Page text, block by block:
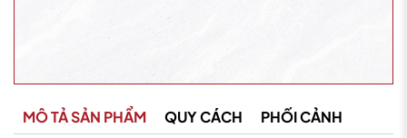
MÔ TẢ SẢN PHẨM QUY CÁCH PHỐI CẢNH